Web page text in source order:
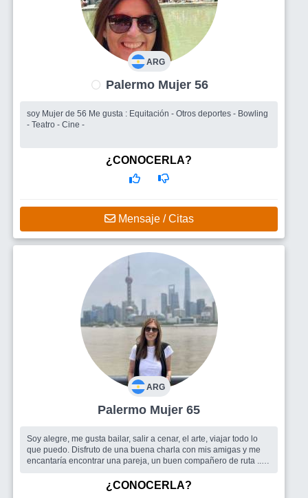
ARG
Palermo Mujer 56
soy Mujer de 56 Me gusta : Equitación - Otros deportes - Bowling
- Teatro - Cine -
¿CONOCERLA?
Mensaje / Citas
ARG
Palermo Mujer 65
Soy alegre, me gusta bailar, salir a cenar, el arte, viajar todo lo
que puedo. Disfruto de una buena charla con mis amigas y me
encantaría encontrar una pareja, un buen compañero de ruta ...
¿CONOCERLA?